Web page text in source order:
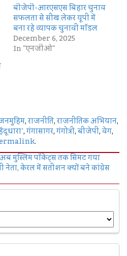
बीजेपी-आरएसएस बिहार चुनाव
सफलता से सीख लेकर यूपी में
बना रहे व्यापक चुनावी मॉडल
December 6, 2025
In "एनजीओ"
,राजनीति,राजनीतिक अभियान,
,गंगासागर,गंगोत्री,बीजेपी,वेग,
.
मुस्लिम पॉकेट्स तक सिमट गया
नेता, केरल में सतीशन क्यों बने कांग्रेस